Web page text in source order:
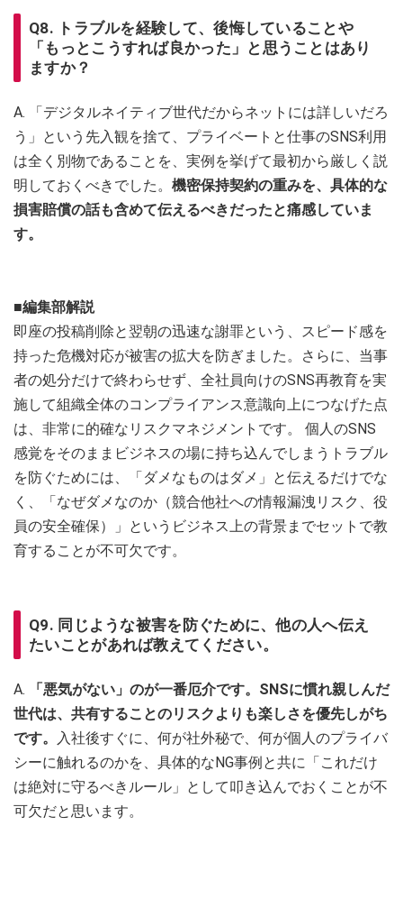
Q8. トラブルを経験して、後悔していることや
「もっとこうすれば良かった」と思うことはあり
ますか？
A. 「デジタルネイティブ世代だからネットには詳しいだろ
う」という先入観を捨て、プライベートと仕事のSNS利用
は全く別物であることを、実例を挙げて最初から厳しく説
明しておくべきでした。 機密保持契約の重みを、具体的な
損害賠償の話も含めて伝えるべきだったと痛感していま
す。
■編集部解説
即座の投稿削除と翌朝の迅速な謝罪という、スピード感を
持った危機対応が被害の拡大を防ぎました。さらに、当事
者の処分だけで終わらせず、全社員向けのSNS再教育を実
施して組織全体のコンプライアンス意識向上につなげた点
は、非常に的確なリスクマネジメントです。 個人のSNS
感覚をそのままビジネスの場に持ち込んでしまうトラブル
を防ぐためには、「ダメなものはダメ」と伝えるだけでな
く、「なぜダメなのか（競合他社への情報漏洩リスク、役
員の安全確保）」というビジネス上の背景までセットで教
育することが不可欠です。
Q9. 同じような被害を防ぐために、他の人へ伝え
たいことがあれば教えてください。
A.
「悪気がない」のが一番厄介です。SNSに慣れ親しんだ
世代は、共有することのリスクよりも楽しさを優先しがち
です。
入社後すぐに、何が社外秘で、何が個人のプライバ
シーに触れるのかを、具体的なNG事例と共に「これだけ
は絶対に守るべきルール」として叩き込んでおくことが不
可欠だと思います。